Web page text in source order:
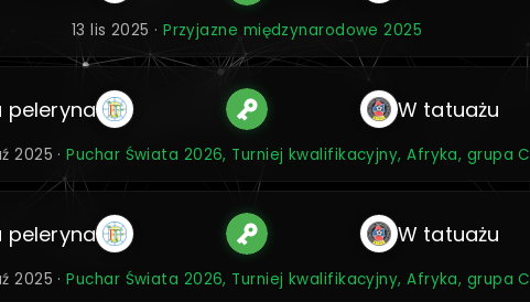
13 lis 2025 ·Przyjazne międzynarodowe 2025
peleryna W tatuażu
2025 ·Puchar Świata 2026, Turniej kwalifikacyjny, Afryka, grupa C
peleryna W tatuażu
2025 ·Puchar Świata 2026, Turniej kwalifikacyjny, Afryka, grupa C